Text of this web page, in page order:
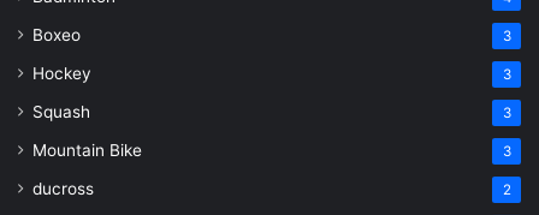
Boxeo 3
Hockey 3
Squash 3
Mountain Bike 3
ducross 2